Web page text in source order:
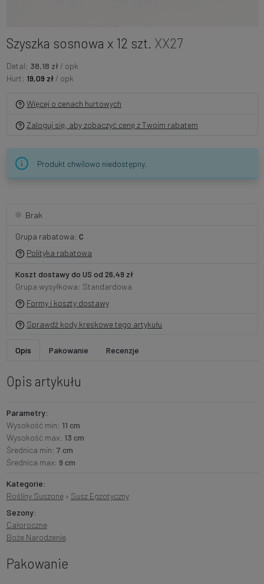
Szyszka sosnowa x 12 szt. XX27
Detal: 38,18 zł / opk
Hurt: 19,09 zł / opk
Więcej o cenach hurtowych
Zaloguj się, aby zobaczyć cenę z Twoim rabatem
Produkt chwilowo niedostępny.
Brak
Grupa rabatowa: C
Polityka rabatowa
Koszt dostawy do US od 26,49 zł
Grupa wysyłkowa: Standardowa
Formy i koszty dostawy
Sprawdź kody kreskowe tego artykułu
Opis Pakowanie Recenzje
Opis artykułu
Parametry:
Wysokość min: 11 cm
Wysokość max: 13 cm
Średnica min: 7 cm
Średnica max: 9 cm
Kategorie:
Rośliny Suszone› Susz Egzotyczny
Sezony:
Całoroczne
Boże Narodzenie
Pakowanie